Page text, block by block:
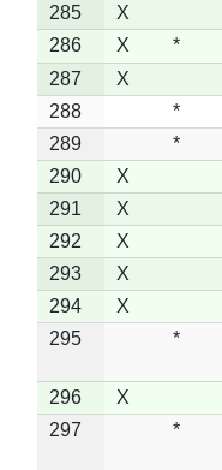
285 X
286
X *
287
X
288
*
289
*
290
X
291
X
292
X
293
X
294
X
295
*
296
X
297
*